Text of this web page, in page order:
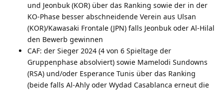
und Jeonbuk (KOR) über das Ranking sowie der in der
KO-Phase besser abschneidende Verein aus Ulsan
(KOR)/Kawasaki Frontale (JPN) falls Jeonbuk oder Al-Hilal
den Bewerb gewinnen
CAF: der Sieger 2024 (4 von 6 Spieltage der
Gruppenphase absolviert) sowie Mamelodi Sundowns
(RSA) und/oder Esperance Tunis über das Ranking
(beide falls Al-Ahly oder Wydad Casablanca erneut die